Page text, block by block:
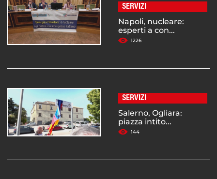
SERVIZI
Napoli, nucleare:
esperti a con...
1226
SERVIZI
Salerno, Ogliara:
piazza intito...
144